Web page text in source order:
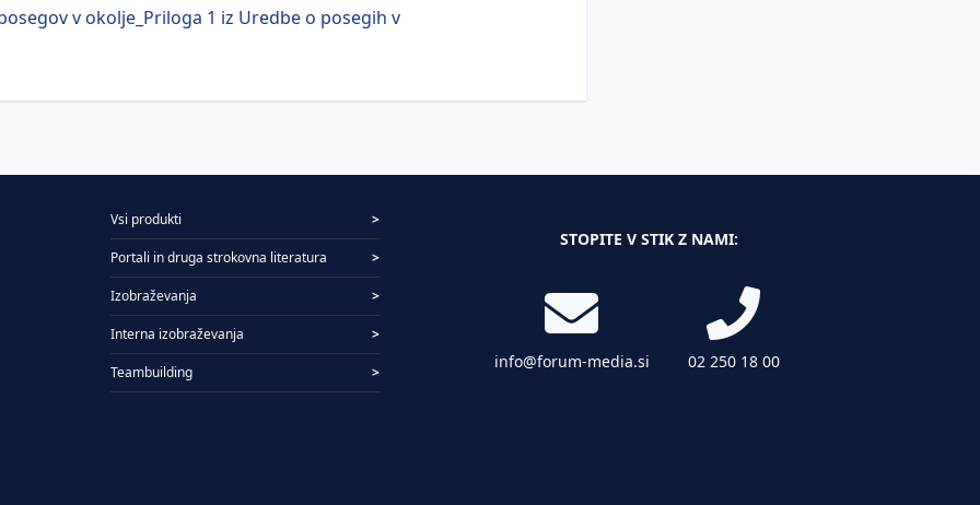
v okolje_Priloga 1 iz Uredbe o posegih v
Vsi produkti >
Portali in druga strokovna literatura >
Izobraževanja >
Interna izobraževanja >
Teambuilding >
STOPITE V STIK Z NAMI:
info@forum-media.si 02 250 18 00